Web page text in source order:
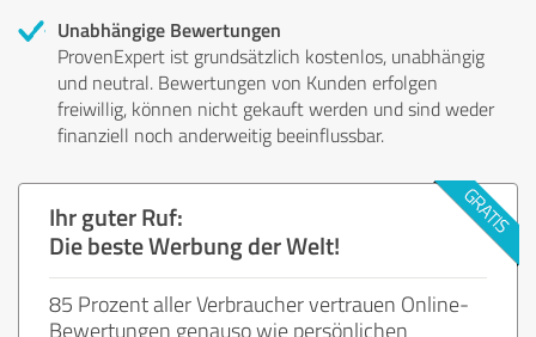
Unabhängige Bewertungen
ProvenExpert ist grundsätzlich kostenlos, unabhängig
und neutral. Bewertungen von Kunden erfolgen
freiwillig, können nicht gekauft werden und sind weder
finanziell noch anderweitig beeinflussbar.
Ihr guter Ruf:
Die beste Werbung der Welt!
85 Prozent aller Verbraucher vertrauen Online-
Bewertungen genauso wie persönlichen